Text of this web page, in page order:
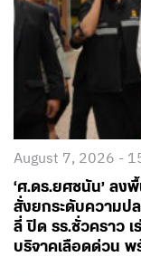
August 7, 2026 -
‘ศ.ดร.ยศชนัน’ ลง
สั่งยกระดับความป
ลี่ ปิด รร.ชั่วคราว เ
บริจาคเลือดด่วน พ